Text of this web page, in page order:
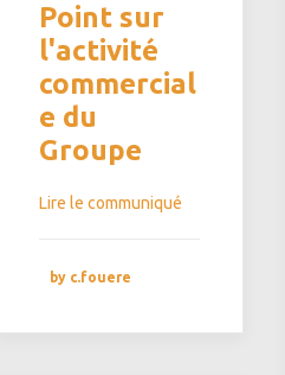
Point sur
l'activité
commercial
e du
Groupe
Lire le communiqué
by c.fouere